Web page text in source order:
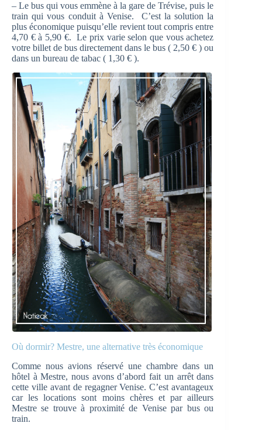
– Le bus qui vous emmène à la gare de Trévise, puis le
train qui vous conduit à Venise. C’est la solution la
plus économique puisqu’elle revient tout compris entre
4,70 € à 5,90 €. Le prix varie selon que vous achetez
votre billet de bus directement dans le bus ( 2,50 € ) ou
dans un bureau de tabac ( 1,30 € ).
Où dormir? Mestre, une alternative très économique
Comme nous avions réservé une chambre dans un
hôtel à Mestre, nous avons d’abord fait un arrêt dans
cette ville avant de regagner Venise. C’est avantageux
car les locations sont moins chères et par ailleurs
Mestre se trouve à proximité de Venise par bus ou
train.